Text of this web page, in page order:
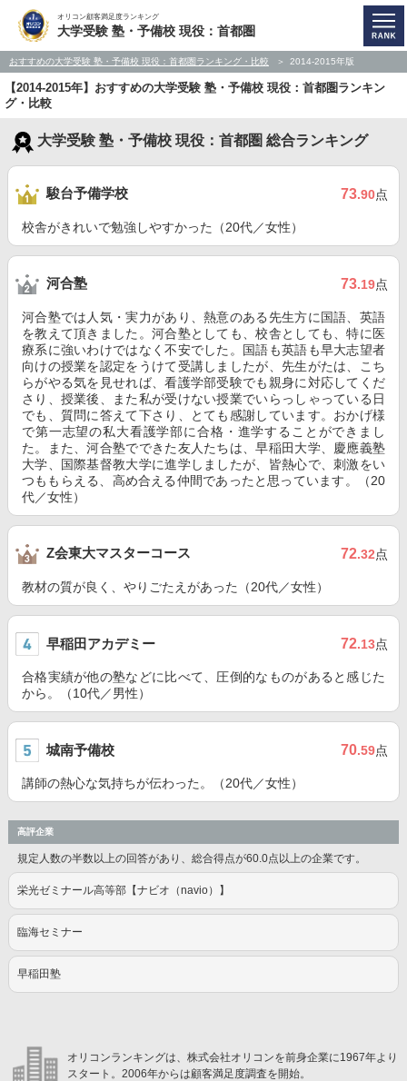
オリコン顧客満足度ランキング
大学受験 塾・予備校 現役：首都圏
おすすめの大学受験 塾・予備校 現役：首都圏ランキング・比較 2014-2015年版
【2014-2015年】おすすめの大学受験 塾・予備校 現役：首都圏ランキン
グ・比較
大学受験 塾・予備校 現役：首都圏 総合ランキング
駿台予備学校 73.90点
校舎がきれいで勉強しやすかった（20代／女性）
河合塾 73.19点
河合塾では人気・実力があり、熱意のある先生方に国語、英語
を教えて頂きました。河合塾としても、校舎としても、特に医
療系に強いわけではなく不安でした。国語も英語も早大志望者
向けの授業を認定をうけて受講しましたが、先生がたは、こち
らがやる気を見せれば、看護学部受験でも親身に対応してくだ
さり、授業後、また私が受けない授業でいらっしゃっている日
でも、質問に答えて下さり、とても感謝しています。おかげ様
で第一志望の私大看護学部に合格・進学することができまし
た。また、河合塾でできた友人たちは、早稲田大学、慶應義塾
大学、国際基督教大学に進学しましたが、皆熱心で、刺激をい
つももらえる、高め合える仲間であったと思っています。（20
代／女性）
Z会東大マスターコース 72.32点
教材の質が良く、やりごたえがあった（20代／女性）
早稲田アカデミー 72.13点
合格実績が他の塾などに比べて、圧倒的なものがあると感じた
から。（10代／男性）
城南予備校 70.59点
講師の熱心な気持ちが伝わった。（20代／女性）
高評企業
規定人数の半数以上の回答があり、総合得点が60.0点以上の企業です。
栄光ゼミナール高等部【ナビオ（navio）】
臨海セミナー
早稲田塾
オリコンランキングは、株式会社オリコンを前身企業に1967年より
スタート。2006年からは顧客満足度調査を開始。